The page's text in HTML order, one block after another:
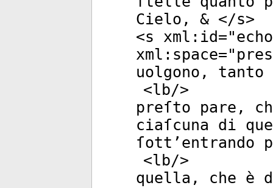
Cielo, & </s>
<s xml:id="
xml:space="
uolgono, tanto
<lb/>
preſto pare,
ciaſcuna di
ſott’entrando
<lb/>
quella, che è